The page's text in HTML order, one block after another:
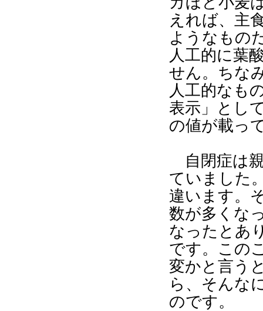
えれば、主
ようなもの
人工的に葉
せん。ちな
人工的なも
表示」とし
の値が載っ
自閉症は
ていました
違います。
数が多くな
なったとあ
です。この
変かと言う
ら、そんな
のです。